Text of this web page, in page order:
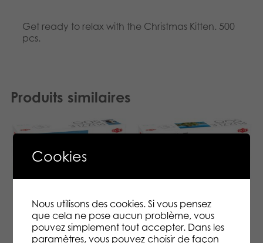
Get ready to relax with the Christmas Kitten. 500
pcs.
Produits similaires
Cookies
Nous utilisons des cookies. Si vous pensez
que cela ne pose aucun problème, vous
pouvez simplement tout accepter. Dans les
paramètres, vous pouvez choisir de façon